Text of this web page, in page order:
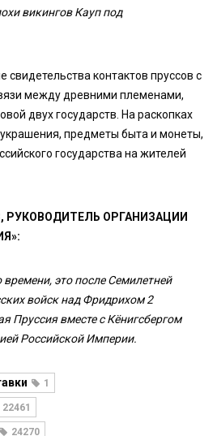
викингов Кауп под
контактов пруссов с
между древними племенами,
двух государств. На раскопках
предметы быта и монеты,
государства на жителей
РУКОВОДИТЕЛЬ ОРГАНИЗАЦИИ
это после Семилетней
войск над Фридрихом 2
Пруссия вместе с Кёнигсбергом
Российской Империи.
1
22461
24270